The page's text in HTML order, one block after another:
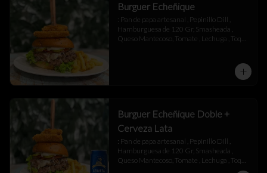
Burguer Echeñique
: Pan de papa artesanal , Pepinillo Dill ,
Hamburguesa de 120 Gr, Smasheada ,
Queso Mantecoso, Tomate , Lechuga , Toque
Burguer Echeñique Doble +
Cerveza Lata
: Pan de papa artesanal , Pepinillo Dill ,
Hamburguesa de 120 Gr, Smasheada ,
Queso Mantecoso, Tomate , Lechuga , Toque